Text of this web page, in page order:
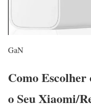
GaN
Como
o Seu Xiaomi/